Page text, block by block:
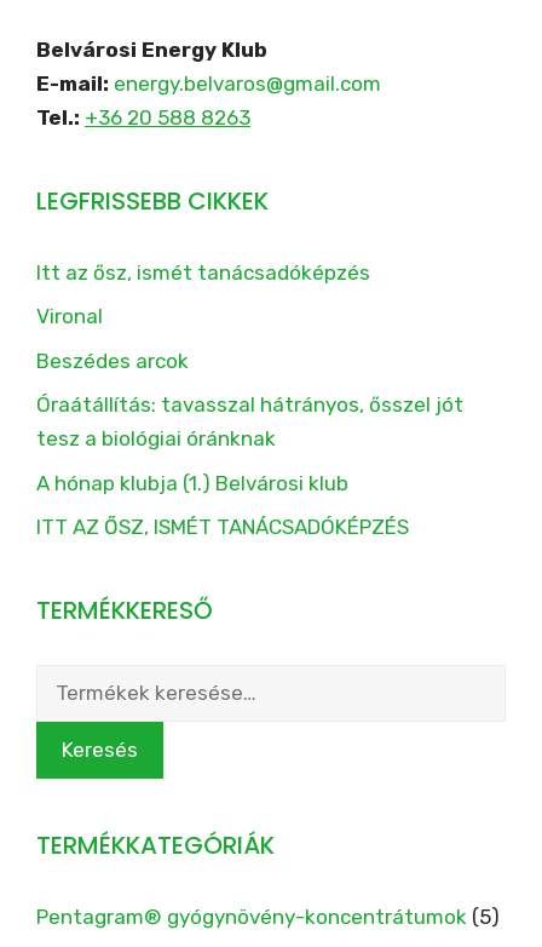
Belvárosi Energy Klub
E-mail: energy.belvaros@gmail.com
Tel.: +36 20 588 8263
LEGFRISSEBB CIKKEK
Itt az ősz, ismét tanácsadóképzés
Vironal
Beszédes arcok
Óraátállítás: tavasszal hátrányos, ősszel jót
tesz a biológiai óránknak
A hónap klubja (1.) Belvárosi klub
ITT AZ ŐSZ, ISMÉT TANÁCSADÓKÉPZÉS
TERMÉKKERESŐ
Keresés
következőre:
Keresés
TERMÉKKATEGÓRIÁK
Pentagram® gyógynövény-koncentrátumok (5)